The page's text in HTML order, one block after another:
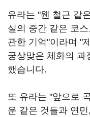
유라는 "웬 철근 같
실의 중간 같은 코
관한 기억"이라며 "
궁상맞은 체화의 과
했습니다.
또 유라는 "앞으로
운 같은 것들과 연